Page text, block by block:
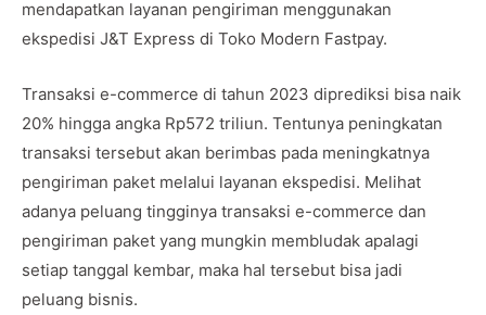
mendapatkan layanan pengiriman menggunakan
ekspedisi J&T Express di Toko Modern Fastpay.
Transaksi e-commerce di tahun 2023 diprediksi bisa naik
20% hingga angka Rp572 triliun. Tentunya peningkatan
transaksi tersebut akan berimbas pada meningkatnya
pengiriman paket melalui layanan ekspedisi. Melihat
adanya peluang tingginya transaksi e-commerce dan
pengiriman paket yang mungkin membludak apalagi
setiap tanggal kembar, maka hal tersebut bisa jadi
peluang bisnis.